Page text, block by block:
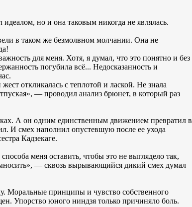
но и она таковым никогда не являлась.
в таком же безмолвном молчании. Она не
для меня. Хотя, я думал, что это понятно и без
погубила всё... Недосказанность и
откликалась с теплотой и лаской. Не знала
— проводил анализ брюнет, в который раз
А он одним единственным движением превратил в
И смех наполнил опустевшую после ее ухода
Кадзекаге.
меня оставить, чтобы это не выглядело так,
— сквозь вырывающийся дикий смех думал
Моральные принципы и чувство собственного
Упорство юного ниндзя только причиняло боль.